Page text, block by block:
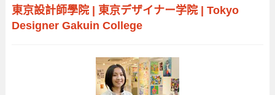
東京設計師學院| 東京デザイナー学院| Tokyo
Designer Gakuin College